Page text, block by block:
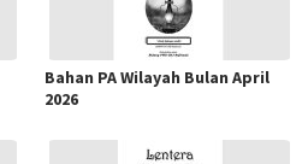
Bahan PA Wilayah Bulan April
2026